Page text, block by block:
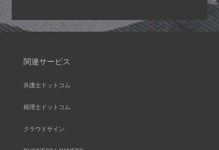
関連サービス
弁護士ドットコム
税理士ドットコム
クラウドサイン